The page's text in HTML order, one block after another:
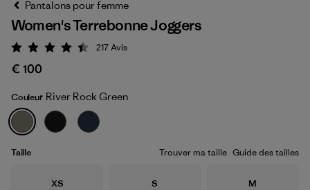
River Rock Green
Pantalons pour femme
Women's Terrebonne Joggers
Évaluation: 4.4 / 5
217Avis
€ 100
Couleur River Rock Green
Taille Trouver ma taille Guide des tailles
Taille
XS Taille
S Taille
M